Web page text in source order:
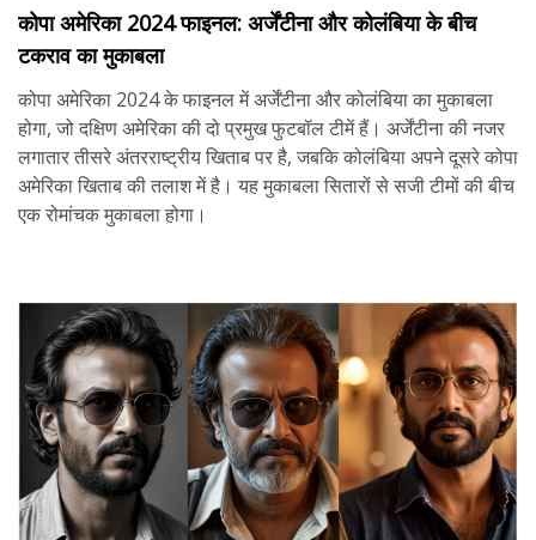
कोपा अमेरिका 2024 फाइनल: अर्जेंटीना और कोलंबिया के बीच
टकराव का मुकाबला
कोपा अमेरिका 2024 के फाइनल में अर्जेंटीना और कोलंबिया का मुकाबला
होगा, जो दक्षिण अमेरिका की दो प्रमुख फुटबॉल टीमें हैं। अर्जेंटीना की नजर
लगातार तीसरे अंतरराष्ट्रीय खिताब पर है, जबकि कोलंबिया अपने दूसरे कोपा
अमेरिका खिताब की तलाश में है। यह मुकाबला सितारों से सजी टीमों की बीच
एक रोमांचक मुकाबला होगा।